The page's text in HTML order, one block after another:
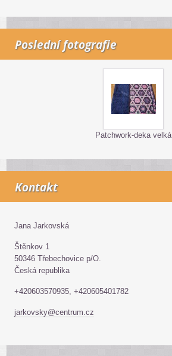
Poslední fotografie
Patchwork-deka velká
Kontakt
Jana Jarkovská
Štěnkov 1
50346 Třebechovice p/O.
Česká republika
+420603570935, +420605401782
jarkovsky@centrum.cz